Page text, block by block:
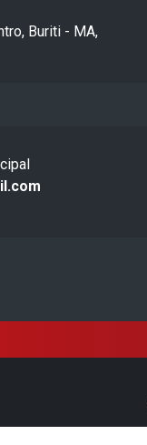
Buriti - MA,